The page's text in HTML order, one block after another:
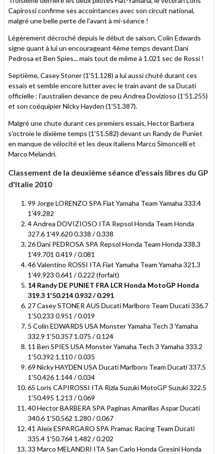
Capirossi confirme ses accointances avec son circuit national,
malgré une belle perte de l'avant à mi-séance !
Légèrement décroché depuis le début de saison, Colin Edwards
signe quant à lui un encourageant 4ème temps devant Dani
Pedrosa et Ben Spies... mais tout de même à 1.021 sec de Rossi !
Septième, Casey Stoner (1'51.128) a lui aussi chuté durant ces
essais et semble encore lutter avec le train avant de sa Ducati
officielle : l'australien devance de peu Andrea Dovizioso (1'51.255)
et son coéquipier Nicky Hayden (1'51.387).
Malgré une chute durant ces premiers essais, Hector Barbera
s'octroie le dixième temps (1'51.582) devant un Randy de Puniet
en manque de vélocité et les deux italiens Marco Simoncelli et
Marco Melandri.
Classement de la deuxième séance d'essais libres du GP
d'Italie 2010
99 Jorge LORENZO SPA Fiat Yamaha Team Yamaha 333.4
1'49.282
4 Andrea DOVIZIOSO ITA Repsol Honda Team Honda
327.6 1'49.620 0.338 / 0.338
26 Dani PEDROSA SPA Repsol Honda Team Honda 338.3
1'49.701 0.419 / 0.081
46 Valentino ROSSI ITA Fiat Yamaha Team Yamaha 321.3
1'49.923 0.641 / 0.222 (forfait)
14 Randy DE PUNIET FRA LCR Honda MotoGP Honda
319.3 1'50.214 0.932 / 0.291
27 Casey STONER AUS Ducati Marlboro Team Ducati 336.7
1'50.233 0.951 / 0.019
5 Colin EDWARDS USA Monster Yamaha Tech 3 Yamaha
332.9 1'50.357 1.075 / 0.124
11 Ben SPIES USA Monster Yamaha Tech 3 Yamaha 333.2
1'50.392 1.110 / 0.035
69 Nicky HAYDEN USA Ducati Marlboro Team Ducati 337.5
1'50.426 1.144 / 0.034
65 Loris CAPIROSSI ITA Rizla Suzuki MotoGP Suzuki 322.5
1'50.495 1.213 / 0.069
40 Hector BARBERA SPA Paginas Amarillas Aspar Ducati
340.6 1'50.562 1.280 / 0.067
41 Aleix ESPARGARO SPA Pramac Racing Team Ducati
335.4 1'50.764 1.482 / 0.202
33 Marco MELANDRI ITA San Carlo Honda Gresini Honda